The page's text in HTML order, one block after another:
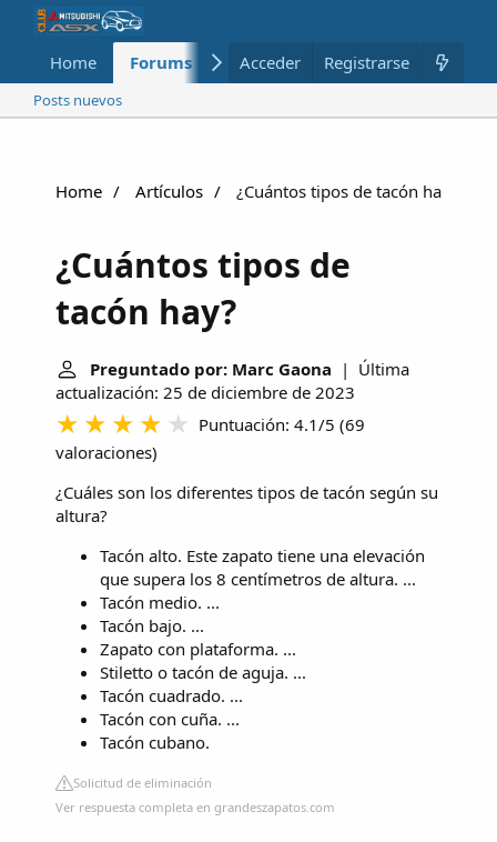
Home Forums Nuevo Miembros
Acceder Registrarse
Posts nuevos
Home Artículos ¿Cuántos tipos de tacón hay?
¿Cuántos tipos de
tacón hay?
Preguntado por: Marc Gaona | Última
actualización: 25 de diciembre de 2023
Puntuación: 4.1/5 (69
valoraciones)
¿Cuáles son los diferentes tipos de tacón según su
altura?
Tacón alto. Este zapato tiene una elevación
que supera los 8 centímetros de altura. ...
Tacón medio. ...
Tacón bajo. ...
Zapato con plataforma. ...
Stiletto o tacón de aguja. ...
Tacón cuadrado. ...
Tacón con cuña. ...
Tacón cubano.
Solicitud de eliminación
Ver respuesta completa en grandeszapatos.com